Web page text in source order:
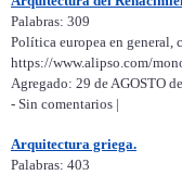
Palabras: 309
Política europea en
https://www.alipso.com/
Agregado: 29 de AGOSTO
- Sin comentarios |
Arquitectura griega.
Palabras: 403